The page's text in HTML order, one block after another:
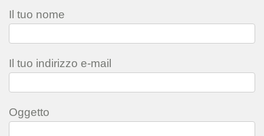
Il tuo nome
Il tuo indirizzo e-mail
Oggetto